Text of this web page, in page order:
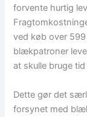
forvente hurtig
ved køb over
blækpatroner
at skulle bruge
Dette gør det
forsynet med